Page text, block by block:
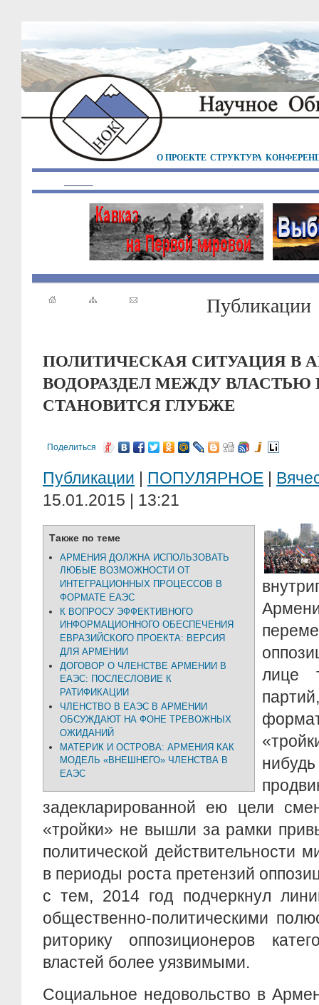
О ПРОЕКТЕ СТРУКТУРА
Публикации
ПОЛИТИЧЕСКАЯ СИТУАЦИЯ В
ВОДОРАЗДЕЛ МЕЖДУ
СТАНОВИТСЯ ГЛУБЖЕ
Поделиться
Публикации | ПОПУЛЯРНОЕ |
15.01.2015 | 13:21
Также по теме
АРМЕНИЯ ДОЛЖНА ИСПОЛЬЗОВАТЬ
ЛЮБЫЕ ВОЗМОЖНОСТИ ОТ
ИНТЕГРАЦИОННЫХ ПРОЦЕССОВ В
ФОРМАТЕ ЕАЭС
К ВОПРОСУ ЭФФЕКТИВНОГО
ИНФОРМАЦИОННОГО ОБЕСПЕЧЕНИЯ
ЕВРАЗИЙСКОГО ПРОЕКТА: ВЕРСИЯ
ДЛЯ АРМЕНИИ
ДОГОВОР О ЧЛЕНСТВЕ АРМЕНИИ В
ЕАЭС: ПОСЛЕСЛОВИЕ К
РАТИФИКАЦИИ
ЧЛЕНСТВО В ЕАЭС В АРМЕНИИ
ОБСУЖДАЮТ НА ФОНЕ ТРЕВОЖНЫХ
ОЖИДАНИЙ
МАТЕРИК И ОСТРОВА: АРМЕНИЯ КАК
МОДЕЛЬ «ВНЕШНЕГО» ЧЛЕНСТВА В
ЕАЭС
лице
задекларированной ею цели
«тройки» не вышли за рамки
политической действительности
в периоды роста претензий
с тем, 2014 год подчеркнул
общественно-политическими
риторику оппозиционеров
властей более уязвимыми.
Социальное недовольство в